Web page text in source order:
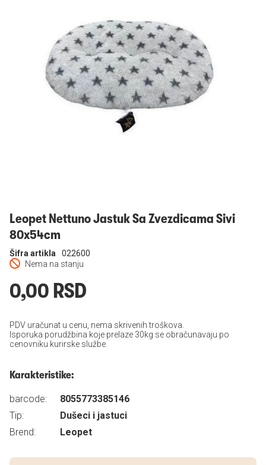
Leopet Nettuno Jastuk Sa Zvezdicama Sivi
80x54cm
Nema na stanju
Šifra artikla 022600
0,00 RSD
PDV uračunat u cenu, nema skrivenih troškova.
Isporuka porudžbina koje prelaze 30kg se obračunavaju po
cenovniku kurirske službe.
Karakteristike:
barcode:
8055773385146
Tip:
Dušeci i jastuci
Brend:
Leopet